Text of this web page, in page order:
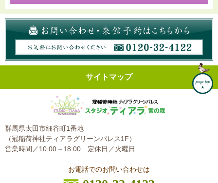
サイトマップ
群馬県太田市細谷町1番地
（冠稲荷神社ティアラグリーンパレス1F）
営業時間／10:00～18:00 定休日／火曜日
お電話でのお問い合わせは